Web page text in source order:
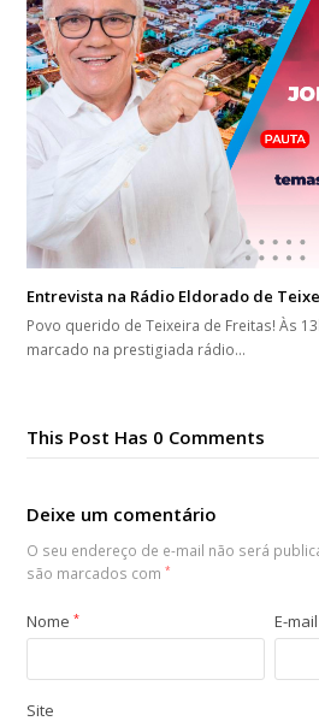
Entrevista na Rádio Eldorado de
Povo querido de Teixeira de Freitas! Às
marcado na prestigiada rádio…
This Post Has 0 Comments
Deixe um comentário
O seu endereço de e-mail não será
são marcados com*
Nome* E-
Site